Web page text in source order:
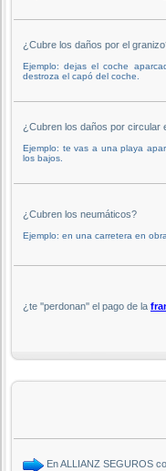
¿Cubre los daños por el
Ejemplo: dejas el coche
destroza el capó del coche.
¿Cubren los daños por circular
Ejemplo: te vas a una playa
los bajos.
¿Cubren los neumáticos?
Ejemplo: en una carretera en
¿te ''perdonan'' el pago de la
En ALLIANZ SEGUROS